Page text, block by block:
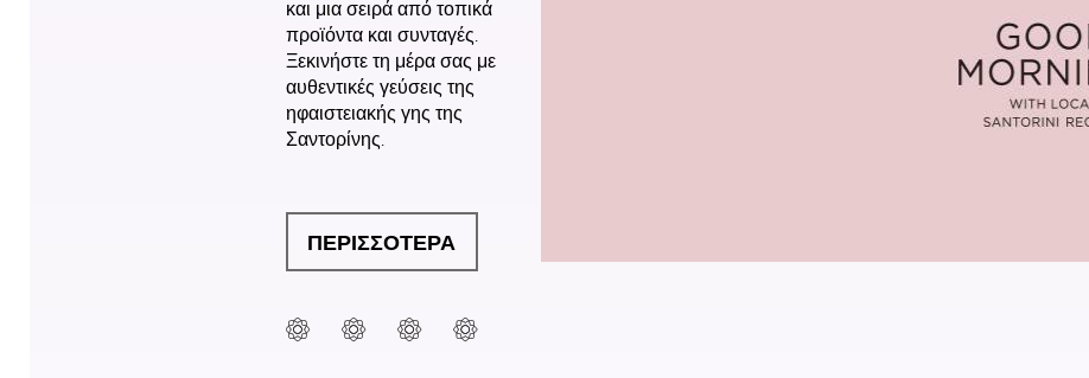
και μια σειρά από τοπικά
προϊόντα και συνταγές.
Ξεκινήστε τη μέρα σας με
αυθεντικές γεύσεις της
ηφαιστειακής γης της
Σαντορίνης.
ΠΕΡΙΣΣΟΤΕΡΑ